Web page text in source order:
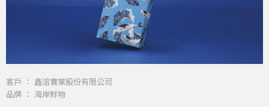
客戶 ： 鑫溶實業股份有限公司
品牌 ： 海岸鮮物